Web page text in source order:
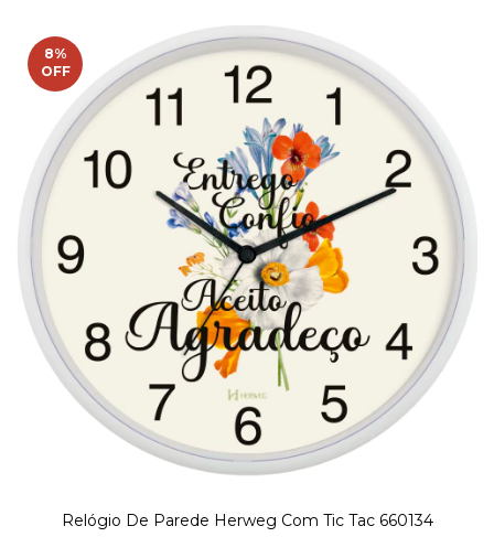
8%
OFF
Relógio De Parede Herweg Com Tic Tac 660134